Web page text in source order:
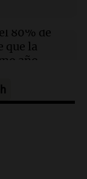
frío extremo
80% de
que la
año
que el